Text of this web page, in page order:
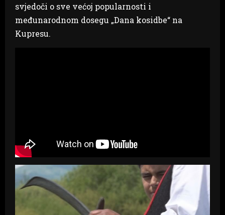
svjedoči o sve većoj popularnosti i
međunarodnom dosegu „Dana kosidbe“ na
Kupresu.